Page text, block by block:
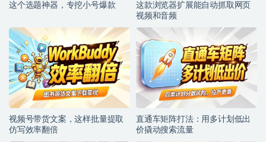
这个选题神器，专挖小号爆款
这款浏览器扩展能自动抓取网页
视频和音频
视频号带货文案，这样批量提取
仿写效率翻倍
直通车矩阵打法：用多计划低出
价撬动搜索流量